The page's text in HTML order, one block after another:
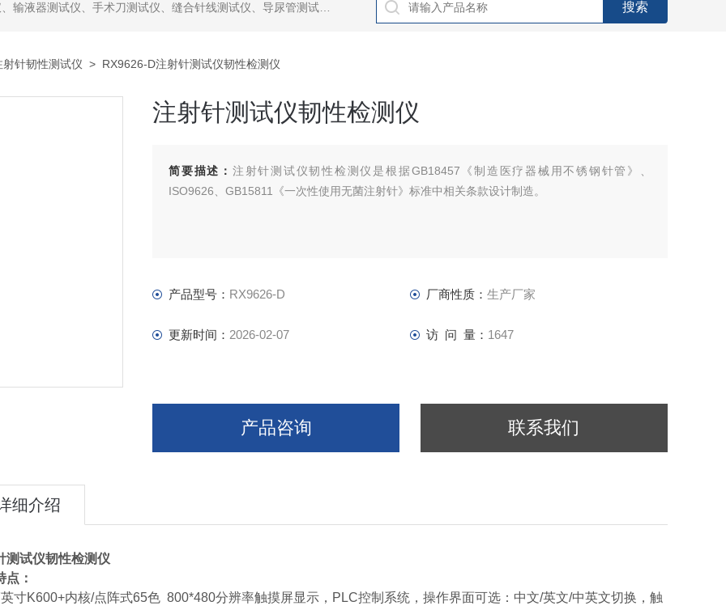
缝合针线测试仪、导尿管测试仪、医用镊钳测试仪、导引管导丝测试仪、针灸针测试仪、留置针测试仪
射针韧性测试仪 > RX9626-D注射针测试仪韧性检测仪
注射针测试仪韧性检测仪
简要描述： 注射针测试仪韧性检测仪是根据GB18457《制造医疗器械用不锈钢针管》、
ISO9626、GB15811《一次性使用无菌注射针》标准中相关条款设计制造。
产品型号： RX9626-D 厂商性质： 生产厂家
更新时间： 2026-02-07 访 问 量： 1647
产品咨询 联系我们
细介绍
测试仪韧性检测仪
点：
寸K600+内核/点阵式65色 800*480分辨率触摸屏显示，PLC控制系统，操作界面可选：中文/英文/中英文切换，触